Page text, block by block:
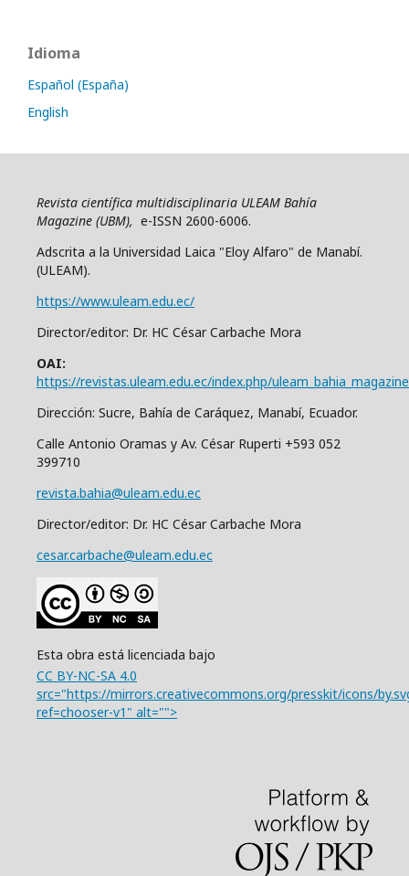
Idioma
Español (España)
English
Revista científica multidisciplinaria ULEAM Bahía
Magazine (UBM), e-ISSN 2600-6006.
Adscrita a la Universidad Laica "Eloy Alfaro" de Manabí.
(ULEAM).
https://www.uleam.edu.ec/
Director/editor: Dr. HC César Carbache Mora
OAI:
https://revistas.uleam.edu.ec/index.php/
Dirección: Sucre, Bahía de Caráquez, Manabí, Ecuador.
Calle Antonio Oramas y Av. César Ruperti +593 052
399710
revista.bahia@uleam.edu.ec
Director/editor: Dr. HC César Carbache Mora
cesar.carbache@uleam.edu.ec
Esta obra está licenciada bajo
CC BY-NC-SA 4.0
src="https://mirrors.creativecommons.org/presskit/icons/
ref=chooser-v1" alt="">